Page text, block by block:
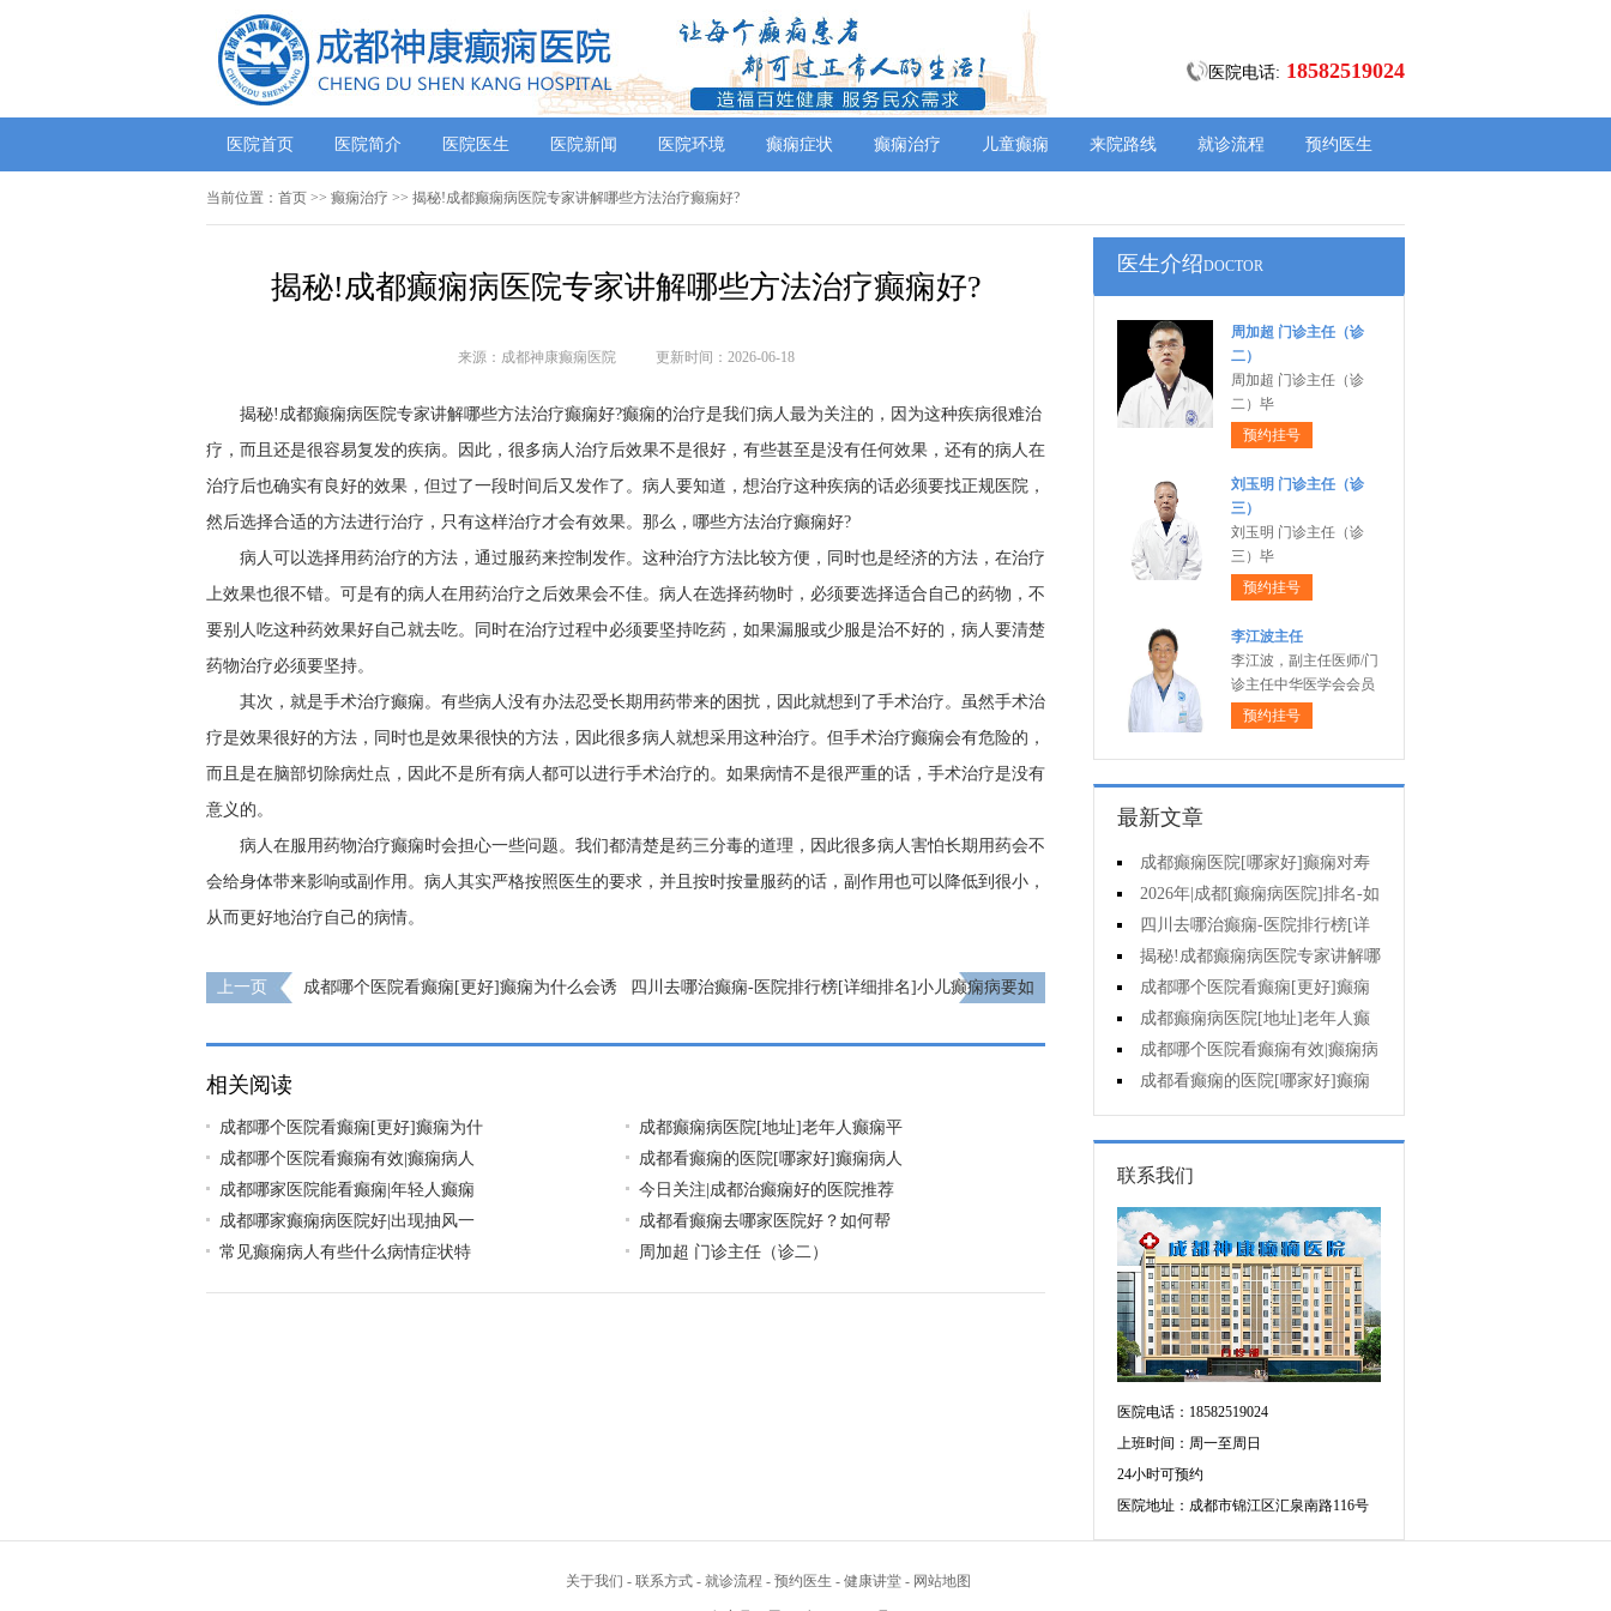
医院电话: 18582519024
医院首页 医院简介 医院医生 医院新闻 医院环境 癫痫症状 癫痫治疗 儿童癫痫 来院路线 就诊流程 预约医生
当前位置： 首页 >> 癫痫治疗 >> 揭秘!成都癫痫病医院专家讲解哪些方法治疗癫痫好?
揭秘!成都癫痫病医院专家讲解哪些方法治疗癫痫好?
来源：成都神康癫痫医院 更新时间：2026-06-18
揭秘!成都癫痫病医院专家讲解哪些方法治疗癫痫好?癫痫的治疗是我们病人最为关注的，因为这种疾病很难治
疗，而且还是很容易复发的疾病。因此，很多病人治疗后效果不是很好，有些甚至是没有任何效果，还有的病人在
治疗后也确实有良好的效果，但过了一段时间后又发作了。病人要知道，想治疗这种疾病的话必须要找正规医院，
然后选择合适的方法进行治疗，只有这样治疗才会有效果。那么，哪些方法治疗癫痫好?
病人可以选择用药治疗的方法，通过服药来控制发作。这种治疗方法比较方便，同时也是经济的方法，在治疗
上效果也很不错。可是有的病人在用药治疗之后效果会不佳。病人在选择药物时，必须要选择适合自己的药物，不
要别人吃这种药效果好自己就去吃。同时在治疗过程中必须要坚持吃药，如果漏服或少服是治不好的，病人要清楚
药物治疗必须要坚持。
其次，就是手术治疗癫痫。有些病人没有办法忍受长期用药带来的困扰，因此就想到了手术治疗。虽然手术治
疗是效果很好的方法，同时也是效果很快的方法，因此很多病人就想采用这种治疗。但手术治疗癫痫会有危险的，
而且是在脑部切除病灶点，因此不是所有病人都可以进行手术治疗的。如果病情不是很严重的话，手术治疗是没有
意义的。
病人在服用药物治疗癫痫时会担心一些问题。我们都清楚是药三分毒的道理，因此很多病人害怕长期用药会不
会给身体带来影响或副作用。病人其实严格按照医生的要求，并且按时按量服药的话，副作用也可以降低到很小，
从而更好地治疗自己的病情。
上一页
成都哪个医院看癫痫[更好]癫痫为什么会诱
四川去哪治癫痫-医院排行榜[详细排名]小儿癫痫病要如
相关阅读
成都哪个医院看癫痫[更好]癫痫为什
成都癫痫病医院[地址]老年人癫痫平
成都哪个医院看癫痫有效|癫痫病人
成都看癫痫的医院[哪家好]癫痫病人
成都哪家医院能看癫痫|年轻人癫痫
今日关注|成都治癫痫好的医院推荐
成都哪家癫痫病医院好|出现抽风一
成都看癫痫去哪家医院好？如何帮
常见癫痫病人有些什么病情症状特
周加超 门诊主任（诊二）
医生介绍DOCTOR
周加超 门诊主任（诊
二）
周加超 门诊主任（诊
二）毕
预约挂号
刘玉明 门诊主任（诊
三）
刘玉明 门诊主任（诊
三）毕
预约挂号
李江波主任
李江波，副主任医师/门
诊主任中华医学会会员
预约挂号
最新文章
成都癫痫医院[哪家好]癫痫对寿
命有影响吗?
2026年|成都[癫痫病医院]排名-如
何预防癫痫治疗走入误区?
四川去哪治癫痫-医院排行榜[详
细排名]小儿癫痫病要如何治疗?
揭秘!成都癫痫病医院专家讲解哪
些方法治疗癫痫好?
成都哪个医院看癫痫[更好]癫痫
为什么会诱发?
成都癫痫病医院[地址]老年人癫
痫平时要注意什么?
成都哪个医院看癫痫有效|癫痫病
人能熬夜吗?
成都看癫痫的医院[哪家好]癫痫
病人生活中如何护理?
联系我们
医院电话：18582519024
上班时间：周一至周日
24小时可预约
医院地址：成都市锦江区汇泉南路116号
关于我们 - 联系方式 - 就诊流程 - 预约医生 - 健康讲堂 - 网站地图